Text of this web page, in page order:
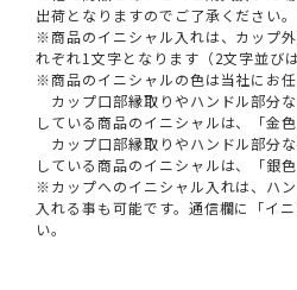
出荷となりますのでご了承ください。
※商品のイニシャル入れは、カップ
れぞれ1文字となります（2文字並び
※商品のイニシャルの色は当社にお任
カップ口部縁取りやハンドル部分
している商品のイニシャルは、「金色
カップ口部縁取りやハンドル部分
している商品のイニシャルは、「銀色
※カップへのイニシャル入れは、ハ
入れる事も可能です。通信欄に「イ
い。